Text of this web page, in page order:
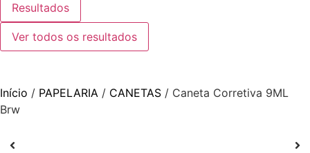
Resultados
Ver todos os resultados
Início / PAPELARIA / CANETAS / Caneta Corretiva 9ML
Brw